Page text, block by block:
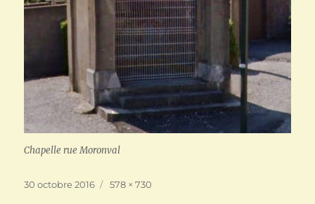
Chapelle rue Moronval
Publié
30 octobre 2016
Taille
578 × 730